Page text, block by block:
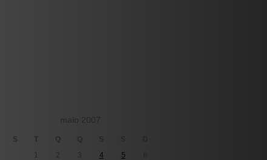
maio 2007
S T Q
1
2 4 5